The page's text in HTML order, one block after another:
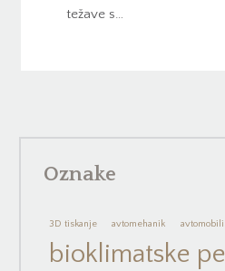
težave s…
Oznake
3D tiskanje avtomehanik
bioklimatske